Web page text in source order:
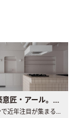
大注目の建築意匠・アール。人気の理由と空間に取り入れるポイント
リノベーションで近年注目が集まる建築意匠の一つであるアール..